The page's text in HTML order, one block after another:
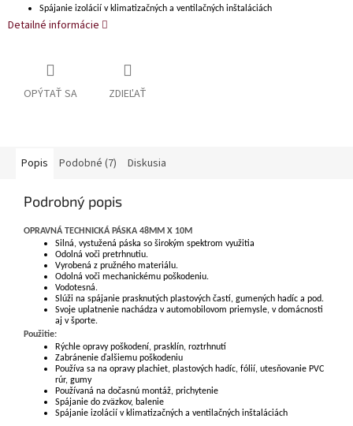
Spájanie izolácií v klimatizačných a ventilačných inštaláciách
Detailné informácie
OPÝTAŤ SA ZDIEĽAŤ
Popis Podobné (7) Diskusia
Podrobný popis
OPRAVNÁ TECHNICKÁ PÁSKA 48MM X 10M
Silná, vystužená páska so širokým spektrom využitia
Odolná voči pretrhnutiu.
Vyrobená z pružného materiálu.
Odolná voči mechanickému poškodeniu.
Vodotesná.
Slúži na spájanie prasknutých plastových častí, gumených hadíc a pod.
Svoje uplatnenie nachádza v automobilovom priemysle, v domácnosti
aj v športe.
Použitie:
Rýchle opravy poškodení, prasklín, roztrhnutí
Zabránenie ďalšiemu poškodeniu
Používa sa na opravy plachiet, plastových hadíc, fólií, utesňovanie PVC
rúr, gumy
Používaná na dočasnú montáž, prichytenie
Spájanie do zväzkov, balenie
Spájanie izolácií v klimatizačných a ventilačných inštaláciách